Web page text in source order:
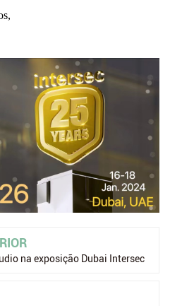
na exposição Dubai Intersec